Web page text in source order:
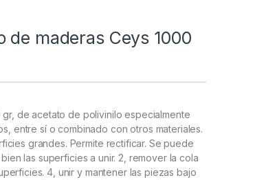
de maderas Ceys 1000
de acetato de polivinilo especialmente
entre sí o combinado con otros materiales.
grandes. Permite rectificar. Se puede
las superficies a unir. 2, remover la cola
4, unir y mantener las piezas bajo